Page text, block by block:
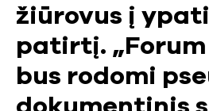
žiūrovus į
patirtį. „Forum
bus rodomi